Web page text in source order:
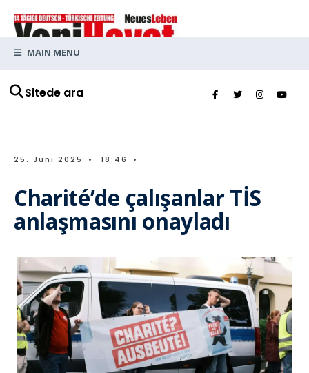
Sitede ara
MAIN MENU
25. Juni 2025 • 18:46 •
Charité’de çalışanlar TİS
anlaşmasını onayladı